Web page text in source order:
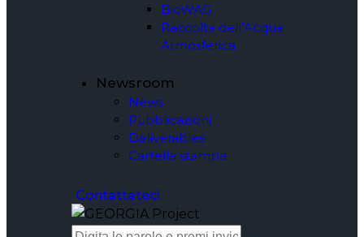
BioWAG
Raccolta dell’Acqua
Atmosferica
Newsroom
News
Pubblicazioni
Deliverables
Cartella stampa
Contattateci